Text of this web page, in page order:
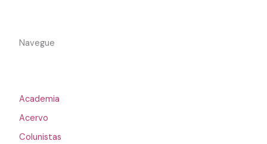
Navegue
Academia
Acervo
Colunistas